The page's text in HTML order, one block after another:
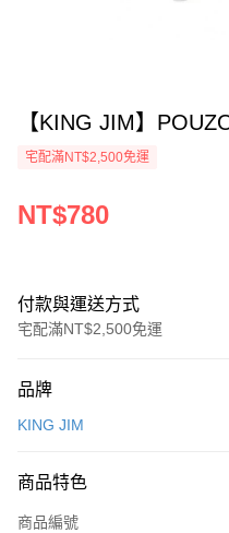
【KING JIM】
宅配滿NT$2,500免運
NT$780
付款與運送方式
宅配滿NT$2,500免運
信用卡一次付款
街口支付
悠遊付
品牌
KING JIM
商品特色
商品編號